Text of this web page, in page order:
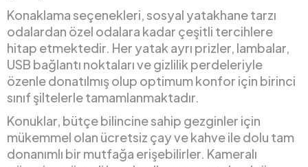
Konaklama seçenekleri, sosyal yatakhane tarzı
odalardan özel odalara kadar çeşitli tercihlere
hitap etmektedir. Her yatak ayrı prizler, lambalar,
USB bağlantı noktaları ve gizlilik perdeleriyle
özenle donatılmış olup optimum konfor için birinci
sınıf şiltelerle tamamlanmaktadır.
Konuklar, bütçe bilincine sahip gezginler için
mükemmel olan ücretsiz çay ve kahve ile dolu tam
donanımlı bir mutfağa erişebilirler. Kameralı